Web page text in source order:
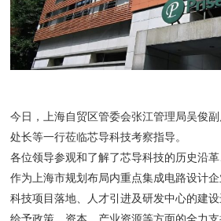
今日，上海自贸区管委会张江管理局吴俊
处长等一行莅临芯导科技考察指导。
各位领导参观和了解了芯导科技的历史沿革
作为上海市规划布局内重点集成电路设计
科技项目落地、人才引进及研发中心的建
给予政策、资本、产业资源等方面的全力支